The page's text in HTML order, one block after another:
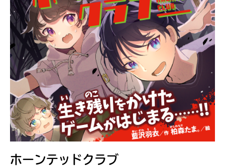
読みたい本が
見つかる
ホーンテッドクラブ